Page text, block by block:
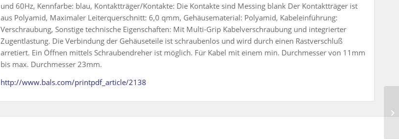
und 60Hz, Kennfarbe: blau, Kontaktträger/Kontakte: Die Kontakte sind Messing blank Der Kontaktträger ist
aus Polyamid, Maximaler Leiterquerschnitt: 6,0 qmm, Gehäusematerial: Polyamid, Kabeleinführung:
Verschraubung, Sonstige technische Eigenschaften: Mit Multi-Grip Kabelverschraubung und integrierter
Zugentlastung. Die Verbindung der Gehäuseteile ist schraubenlos und wird durch einen Rastverschluß
arretiert. Ein Öffnen mittels Schraubendreher ist möglich. Für Kabel mit einem min. Durchmesser von 11mm
bis max. Durchmesser 23mm.
http://www.bals.com/printpdf_article/2138